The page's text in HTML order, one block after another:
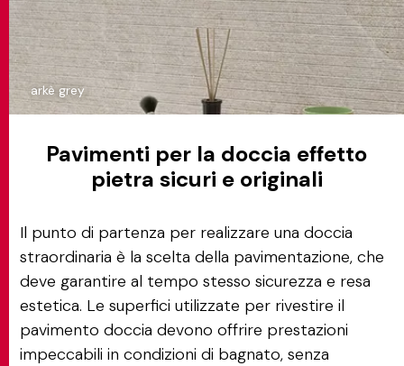
arkè grey
Pavimenti per la doccia effetto
pietra sicuri e originali
Il punto di partenza per realizzare una doccia
straordinaria è la scelta della pavimentazione, che
deve garantire al tempo stesso sicurezza e resa
estetica. Le superfici utilizzate per rivestire il
pavimento doccia devono offrire prestazioni
impeccabili in condizioni di bagnato, senza